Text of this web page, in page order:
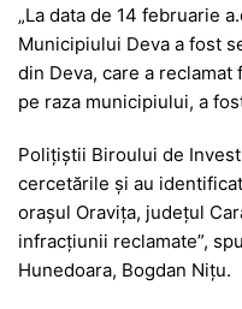
„La data de 14 februarie
Municipiului Deva a fost
din Deva, care a
pe raza municipiului, a
Polițiștii Biroului de
cercetările și au
orașul Oravița, județul
infracțiunii reclamate”,
Hunedoara, Bogdan Nițu.